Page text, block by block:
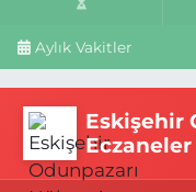
Aylık Vakitler
Eskişehir
Eczaneler